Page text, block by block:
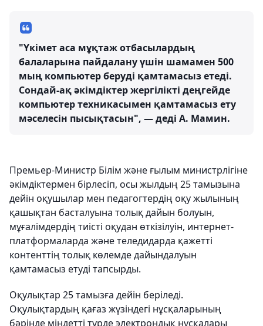
"Үкімет аса мұқтаж отбасылардың
балаларына пайдалану үшін шамамен 500
мың компьютер беруді қамтамасыз етеді.
Сондай-ақ әкімдіктер жергілікті деңгейде
компьютер техникасымен қамтамасыз ету
мәселесін пысықтасын", — деді А. Мамин.
Премьер-Министр Білім және ғылым министрлігіне
әкімдіктермен бірлесіп, осы жылдың 25 тамызына
дейін оқушылар мен педагогтердің оқу жылының
қашықтан басталуына толық дайын болуын,
мұғалімдердің тиісті оқудан өткізілуін, интернет-
платформаларда және теледидарда қажетті
контенттің толық көлемде дайындалуын
қамтамасыз етуді тапсырды.
Оқулықтар 25 тамызға дейін беріледі.
Оқулықтардың қағаз жүзіндегі нұсқаларының
бәрінде міндетті түрде электрондық нұсқалары